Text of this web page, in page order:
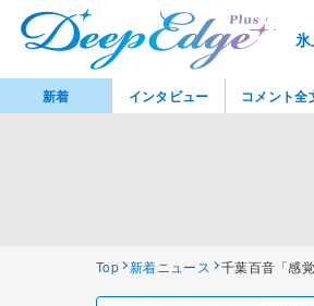
Top 新着ニュース 千葉百音「感
新着 インタビュー コメント全